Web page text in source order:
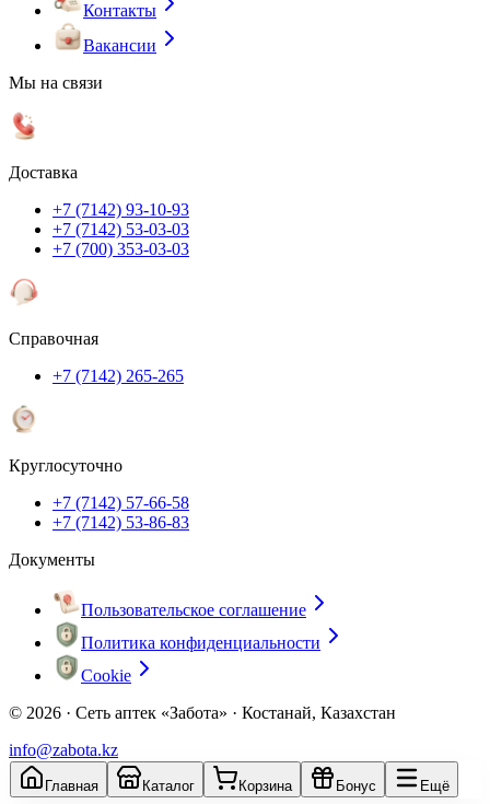
Контакты
Вакансии
Мы на связи
Доставка
+7 (7142) 93-10-93
+7 (7142) 53-03-03
+7 (700) 353-03-03
Справочная
+7 (7142) 265-265
Круглосуточно
+7 (7142) 57-66-58
+7 (7142) 53-86-83
Документы
Пользовательское соглашение
Политика конфиденциальности
Cookie
© 2026 · Сеть аптек «Забота» · Костанай, Казахстан
info@zabota.kz
Главная Каталог Корзина Бонус Ещё